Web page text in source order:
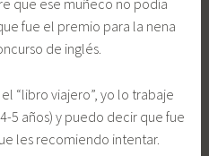
que ese muñeco no podía
fue el premio para la nena
de inglés.
“libro viajero”, yo lo trabaje
5 años) y puedo decir que fue
les recomiendo intentar.